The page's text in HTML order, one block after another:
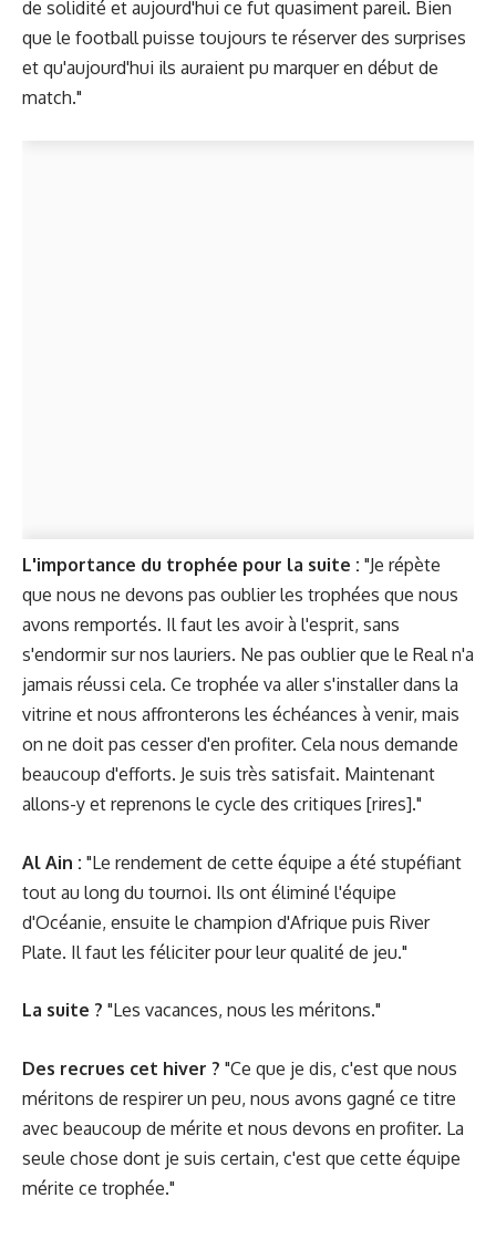
de solidité et aujourd'hui ce fut quasiment pareil. Bien
que le football puisse toujours te réserver des surprises
et qu'aujourd'hui ils auraient pu marquer en début de
match."
L'importance du trophée pour la suite : "Je répète
que nous ne devons pas oublier les trophées que nous
avons remportés. Il faut les avoir à l'esprit, sans
s'endormir sur nos lauriers. Ne pas oublier que le Real n'a
jamais réussi cela. Ce trophée va aller s'installer dans la
vitrine et nous affronterons les échéances à venir, mais
on ne doit pas cesser d'en profiter. Cela nous demande
beaucoup d'efforts. Je suis très satisfait. Maintenant
allons-y et reprenons le cycle des critiques [rires]."
Al Ain : "Le rendement de cette équipe a été stupéfiant
tout au long du tournoi. Ils ont éliminé l'équipe
d'Océanie, ensuite le champion d'Afrique puis River
Plate. Il faut les féliciter pour leur qualité de jeu."
La suite ? "Les vacances, nous les méritons."
Des recrues cet hiver ? "Ce que je dis, c'est que nous
méritons de respirer un peu, nous avons gagné ce titre
avec beaucoup de mérite et nous devons en profiter. La
seule chose dont je suis certain, c'est que cette équipe
mérite ce trophée."